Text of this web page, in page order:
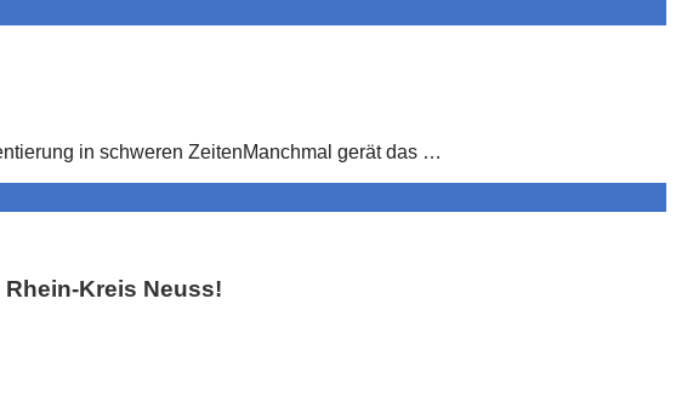
in schweren ZeitenManchmal gerät das …
Rhein-Kreis Neuss!